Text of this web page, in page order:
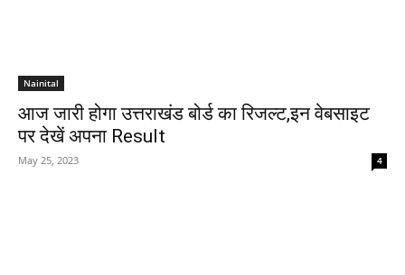
Nainital
आज जारी होगा उत्तराखंड बोर्ड का रिजल्ट,इन वेबसाइट
पर देखें अपना Result
May 25, 2023 4